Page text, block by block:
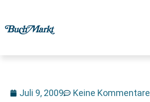
Juli 9, 2009 Keine Kommentare